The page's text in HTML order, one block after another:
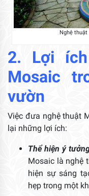
Nghệ
2. Lợi
Mosaic
vườn
Việc đưa nghệ thuật
lại những lợi ích:
Thể hiện ý
Mosaic là nghệ
hiện sự sáng
hẹp trong một